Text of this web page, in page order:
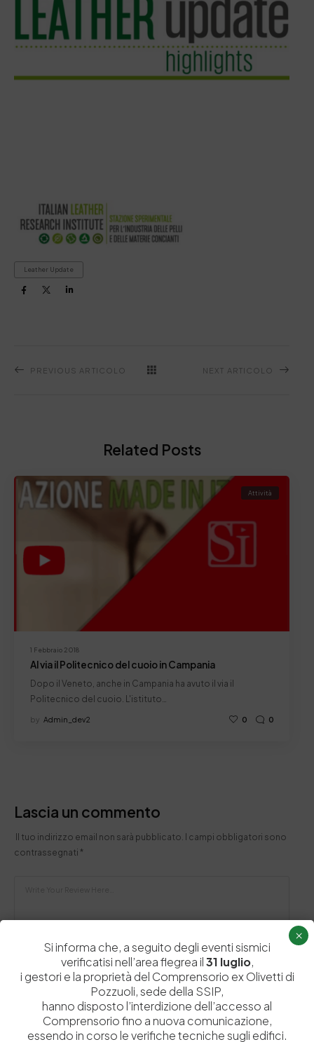
Leather Update
PREVIOUS ARTICOLO NEXT ARTICOLO
Related Posts
1 Febbraio 2018
Attività
Al via il Politecnico del cuoio in Campania
Dopo il Veneto, anche in Campania ha avuto il via il
Politecnico del cuoio. L'istituto…
by Admin_dev2 0 0
Lascia un commento
Il tuo indirizzo email non sarà pubblicato. I campi obbligatori sono
contrassegnati *
Si informa che, a seguito degli eventi sismici
verificatisi nell’area flegrea il31 luglio,
i gestori e la proprietà del Comprensorio ex Olivetti di
Pozzuoli, sede della SSIP,
hanno disposto l’interdizione dell’accesso al
Comprensorio fino a nuova comunicazione,
essendo in corso le verifiche tecniche sugli edifici.
×